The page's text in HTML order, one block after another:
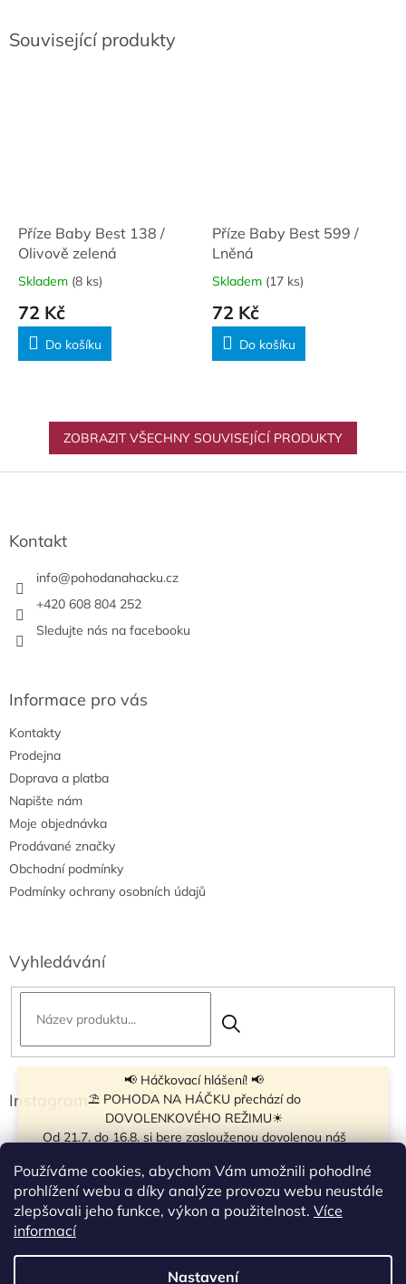
Používáme cookies, abychom Vám umožnili pohodlné
prohlížení webu a díky analýze provozu webu neustále
zlepšovali jeho funkce, výkon a použitelnost. Více
informací
Nastavení
📢 Háčkovací hlášení! 📢
⛱ POHODA NA HÁČKU přechází do
DOVOLENKOVÉHO REŽIMU☀
Od 21.7. do 16.8. si bere zaslouženou dovolenou náš
krátkou pauzu.
Objednávky přijímáme dál - klubíčka, která máme
vyrobená, odešleme bez zdržení. U ostatních se doba
☀
Od 7.8. do 14.8. si dovolenou bude užívat obchůdek v
Související produkty
Příze Baby Best 138 /
Olivově zelená
Skladem (8 ks)
72 Kč
Do košíku
Příze Baby Best 599 /
Lněná
Skladem (17 ks)
72 Kč
Do košíku
ZOBRAZIT VŠECHNY SOUVISEJÍCÍ PRODUKTY
Kontakt
info@pohodanahacku.cz
+420 608 804 252
Sledujte nás na facebooku
Informace pro vás
Kontakty
Prodejna
Doprava a platba
Napište nám
Moje objednávka
Prodávané značky
Obchodní podmínky
Podmínky ochrany osobních údajů
Vyhledávání
Instagram
Sledovat na Instagramu
Vytvořil Shoptet